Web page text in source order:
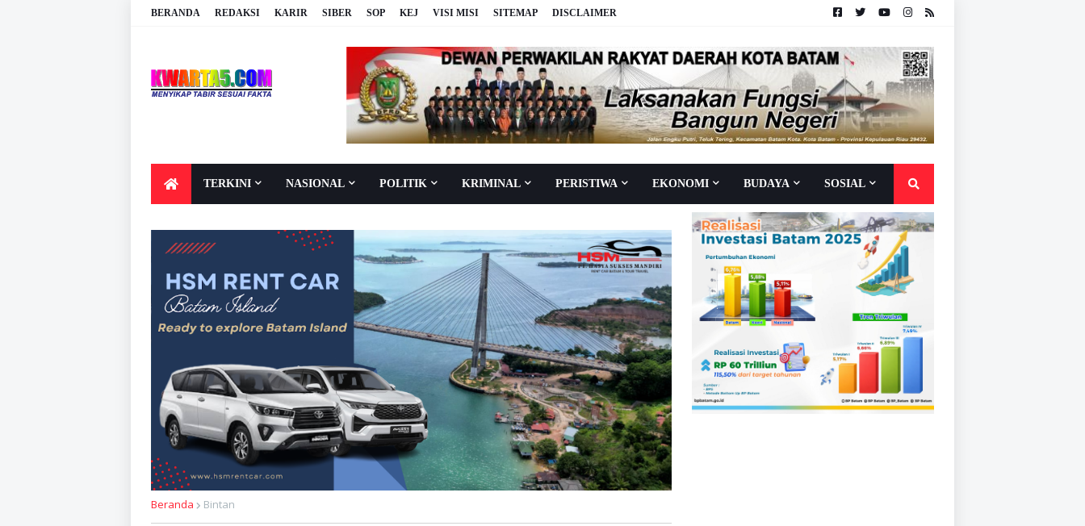
BERANDA REDAKSI KARIR SIBER SOP KEJ VISI MISI SITEMAP DISCLAIMER
TERKINI NASIONAL POLITIK KRIMINAL PERISTIWA EKONOMI BUDAYA SOSIAL
Beranda Bintan